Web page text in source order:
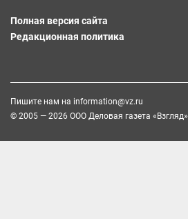
Полная версия сайта
Редакционная политика
Пишите нам на information@vz.ru
© 2005 — 2026 ООО Деловая газета «Взгляд»